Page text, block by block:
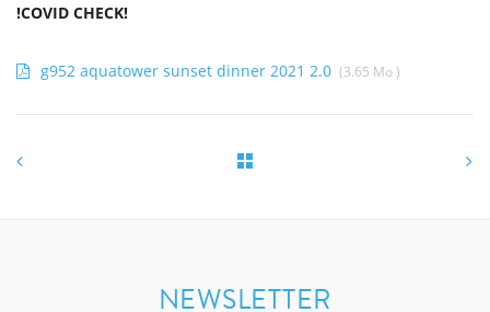
!COVID CHECK!
g952 aquatower sunset dinner 2021 2.0 (3.65 Mo )
NEWSLETTER